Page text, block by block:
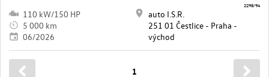
110 kW/150 HP
5 000 km
06/2026
auto I.S.R.
251 01 Čestlice - Praha -
východ
2298/94
1